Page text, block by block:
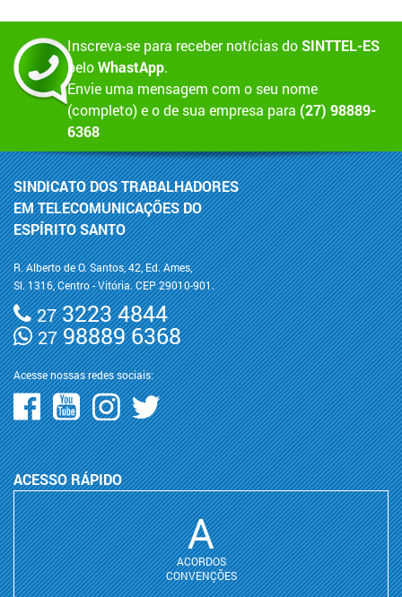
Inscreva-se para receber notícias doSINTTEL-ES
peloWhastApp.
Envie uma mensagem com o seu nome
(completo) e o de sua empresa para (27) 98889-
6368
SINDICATO DOS TRABALHADORES
EM TELECOMUNICAÇÕES DO
ESPÍRITO SANTO
R. Alberto de O. Santos, 42, Ed. Ames,
Sl. 1316, Centro - Vitória. CEP 29010-901.
273223 4844
2798889 6368
Acesse nossas redes sociais:
ACESSO RÁPIDO
A
ACORDOS
CONVENÇÕES